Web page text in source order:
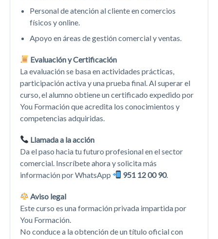
Personal de atención al cliente en comercios
físicos y online.
Apoyo en áreas de gestión comercial y ventas.
Evaluación y Certificación
La evaluación se basa en actividades prácticas,
participación activa y una prueba final. Al superar el
curso, el alumno obtiene un certificado expedido por
You Formación que acredita los conocimientos y
competencias adquiridas.
Llamada a la acción
Da el paso hacia tu futuro profesional en el sector
comercial. Inscríbete ahora y solicita más
información por WhatsApp
951 12 00 90.
Aviso legal
Este curso es una formación privada impartida por
You Formación.
No conduce a la obtención de un título oficial con